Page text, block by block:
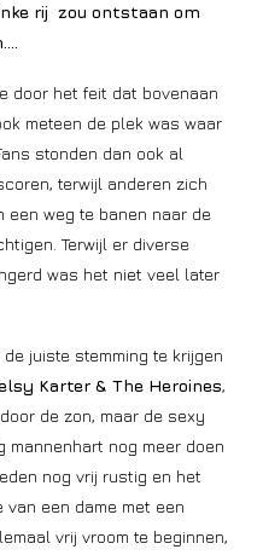
rij zou ontstaan om
door het feit dat bovenaan
meteen de plek was waar
stonden dan ook al
terwijl anderen zich
een weg te banen naar de
Terwijl er diverse
was het niet veel later
juiste stemming te krijgen
Karter & The Heroines,
de zon, maar de sexy
mannenhart nog meer doen
nog vrij rustig en het
van een dame met een
vrij vroom te beginnen,